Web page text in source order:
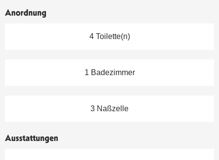
Anordnung
4 Toilette(n)
1 Badezimmer
3 Naßzelle
Ausstattungen